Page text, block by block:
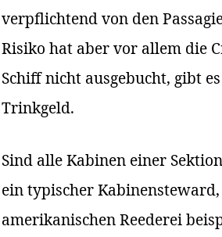
verpflichtend von den
Risiko hat aber vor allem die
Schiff nicht ausgebucht, gibt
Trinkgeld.
Sind alle Kabinen einer
ein typischer
amerikanischen Reederei